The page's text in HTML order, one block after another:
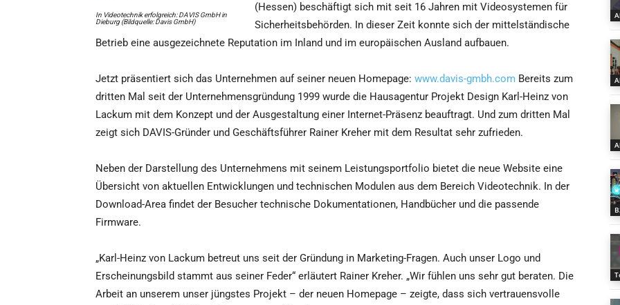
In Videotechnik erfolgreich: DAVIS GmbH in
Dieburg (Bildquelle: Davis GmbH)
(Hessen) beschäftigt sich mit seit 16 Jahren mit Videosystemen für
Sicherheitsbehörden. In dieser Zeit konnte sich der mittelständische
Betrieb eine ausgezeichnete Reputation im Inland und im europäischen Ausland aufbauen.
Jetzt präsentiert sich das Unternehmen auf seiner neuen Homepage: www.davis-gmbh.com Bereits zum
dritten Mal seit der Unternehmensgründung 1999 wurde die Hausagentur Projekt Design Karl-Heinz von
Lackum mit dem Konzept und der Ausgestaltung einer Internet-Präsenz beauftragt. Und zum dritten Mal
zeigt sich DAVIS-Gründer und Geschäftsführer Rainer Kreher mit dem Resultat sehr zufrieden.
Neben der Darstellung des Unternehmens mit seinem Leistungsportfolio bietet die neue Website eine
Übersicht von aktuellen Entwicklungen und technischen Modulen aus dem Bereich Videotechnik. In der
Download-Area findet der Besucher technische Dokumentationen, Handbücher und die passende
Firmware.
„Karl-Heinz von Lackum betreut uns seit der Gründung in Marketing-Fragen. Auch unser Logo und
Erscheinungsbild stammt aus seiner Feder“ erläutert Rainer Kreher. „Wir fühlen uns sehr gut beraten. Die
Arbeit an unserem unser jüngstes Projekt – der neuen Homepage – zeigte, dass sich vertrauensvolle